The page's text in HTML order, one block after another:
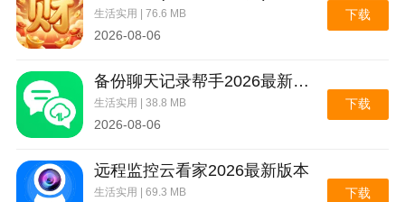
生活实用 | 76.6 MB
2026-08-06
下载
备份聊天记录帮手2026最新版本
生活实用 | 38.8 MB
2026-08-06
下载
远程监控云看家2026最新版本
生活实用 | 69.3 MB 下载